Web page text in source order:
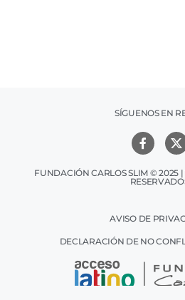
SÍGUENOS EN
FUNDACIÓN CARLOS SLIM © 2025 |
AVISO DE
DECLARACIÓN DE NO